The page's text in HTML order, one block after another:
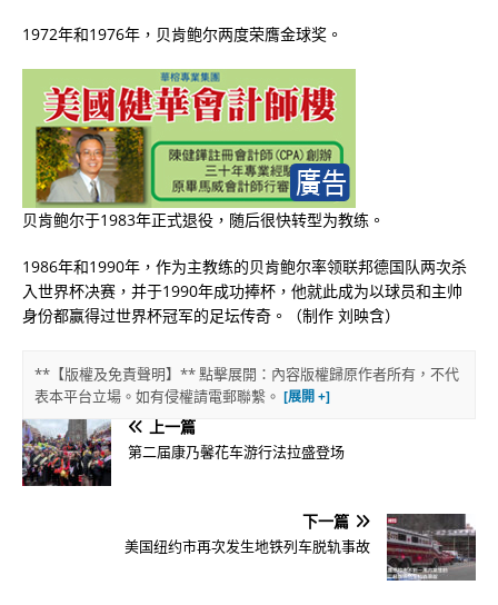
1972年和1976年，贝肯鲍尔两度荣膺金球奖。
贝肯鲍尔于1983年正式退役，随后很快转型为教练。
1986年和1990年，作为主教练的贝肯鲍尔率领联邦德国队两次杀
入世界杯决赛，并于1990年成功捧杯，他就此成为以球员和主帅
身份都赢得过世界杯冠军的足坛传奇。（制作 刘映含）
**【版權及免責聲明】** 點擊展開：內容版權歸原作者所有，不代
表本平台立場。如有侵權請電郵聯繫。
上一篇
第二届康乃馨花车游行法拉盛登场
下一篇
美国纽约市再次发生地铁列车脱轨事故